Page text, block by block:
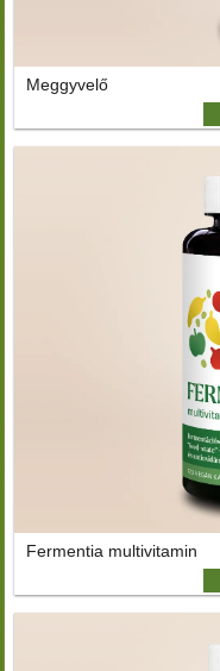
Meggyvelő
Fermentia multivitamin